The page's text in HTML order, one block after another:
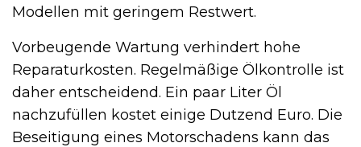
Modellen mit geringem Restwert.
Vorbeugende Wartung verhindert hohe
Reparaturkosten. Regelmäßige Ölkontrolle ist
daher entscheidend. Ein paar Liter Öl
nachzufüllen kostet einige Dutzend Euro. Die
Beseitigung eines Motorschadens kann das